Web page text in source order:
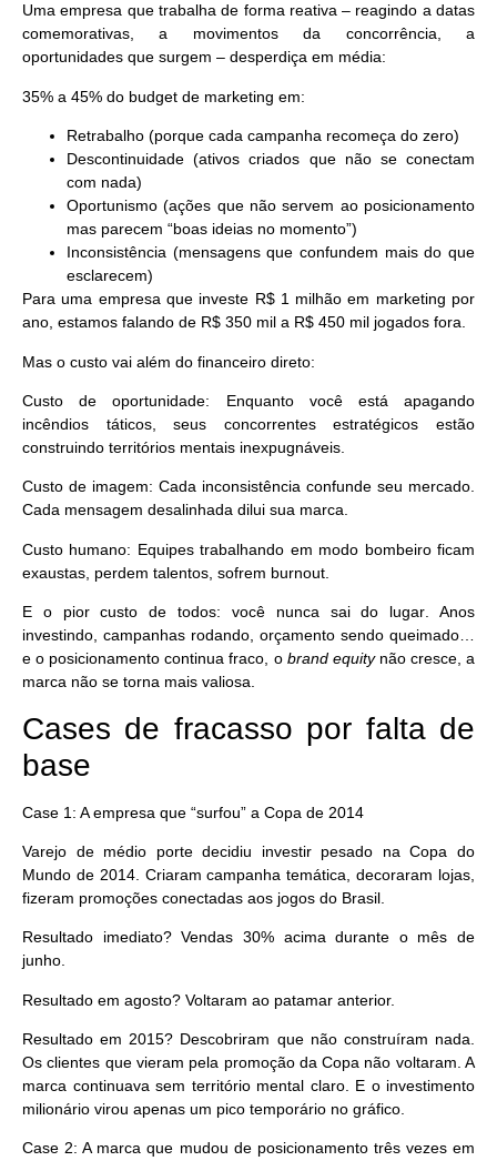
Uma empresa que trabalha de forma reativa – reagindo a datas
comemorativas, a movimentos da concorrência, a
oportunidades que surgem – desperdiça em média:
35% a 45% do budget de marketing em:
Retrabalho (porque cada campanha recomeça do zero)
Descontinuidade (ativos criados que não se conectam
com nada)
Oportunismo (ações que não servem ao posicionamento
mas parecem “boas ideias no momento”)
Inconsistência (mensagens que confundem mais do que
esclarecem)
Para uma empresa que investe R$ 1 milhão em marketing por
ano, estamos falando de R$ 350 mil a R$ 450 mil jogados fora
Mas o custo vai além do financeiro direto:
Custo de oportunidade: Enquanto você está apagando
incêndios táticos, seus concorrentes estratégicos estão
construindo territórios mentais inexpugnáveis.
Custo de imagem: Cada inconsistência confunde seu mercado.
Cada mensagem desalinhada dilui sua marca.
Custo humano: Equipes trabalhando em modo bombeiro ficam
exaustas, perdem talentos, sofrem burnout.
E o pior custo de todos: você nunca sai do lugar . Anos
investindo, campanhas rodando, orçamento sendo queimado…
e o posicionamento continua fraco, o brand equitynão cresce, a
marca não se torna mais valiosa.
Cases de fracasso por falta de
base
Case 1: A empresa que “surfou” a Copa de 2014
Varejo de médio porte decidiu investir pesado na Copa do
Mundo de 2014. Criaram campanha temática, decoraram lojas,
fizeram promoções conectadas aos jogos do Brasil.
Resultado imediato? Vendas 30% acima durante o mês de
junho.
Resultado em agosto? Voltaram ao patamar anterior.
Resultado em 2015? Descobriram que não construíram nada.
Os clientes que vieram pela promoção da Copa não voltaram. A
marca continuava sem território mental claro. E o investimento
milionário virou apenas um pico temporário no gráfico.
Case 2: A marca que mudou de posicionamento três vezes em